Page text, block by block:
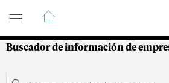
Guía de Empresas
Buscador de información de